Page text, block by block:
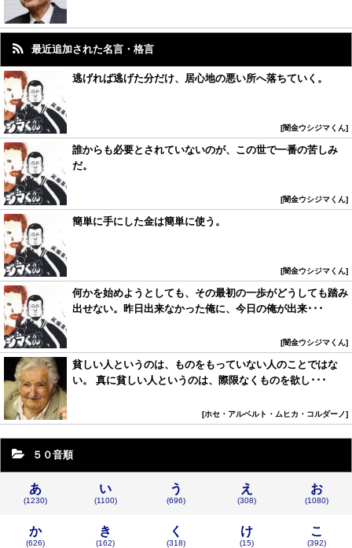
最近追加された名言・格言
逃げれば逃げた分だけ、居心地の悪い所へ落ちていく。
闇金ウシジマくん
誰からも必要とされていないのが、この世で一番の苦しみ
だ。
闇金ウシジマくん
簡単に手にした金は簡単に使う。
闇金ウシジマくん
何かを始めようとしても、その最初の一歩がどうしても踏み
出せない。昨日出来なかった俺に、今日の俺が出来･･･
闇金ウシジマくん
貧しい人というのは、ものをもっていない人のことではな
い。 真に貧しい人というのは、際限なくものを欲し･･･
ホセ・アルベルト・ムヒカ・コルダーノ
５０音順
あ
(1230)
い
(1100)
う
(696)
え
(308)
お
(1080)
か
(626)
き
(162)
く
(318)
け
(15)
こ
(392)